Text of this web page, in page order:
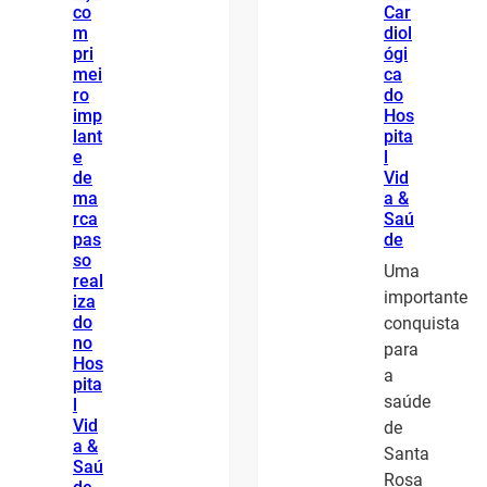
co
m
pri
mei
ro
imp
lant
e
de
ma
rca
pas
so
real
iza
do
no
Hos
pita
l
Vid
a &
Saú
Car
diol
ógi
ca
do
Hos
pita
l
Vid
a &
Saú
de
Uma
importante
conquista
para
a
saúde
de
Santa
Rosa